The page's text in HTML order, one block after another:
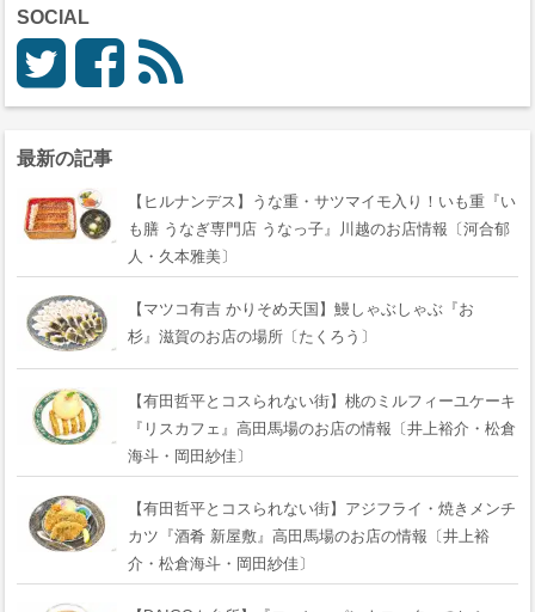
SOCIAL
最新の記事
【ヒルナンデス】うな重・サツマイモ入り！いも重『い
も膳 うなぎ専門店 うなっ子』川越のお店情報〔河合郁
人・久本雅美〕
【マツコ有吉 かりそめ天国】鰻しゃぶしゃぶ『おゝ
杉』滋賀のお店の場所〔たくろう〕
【有田哲平とコスられない街】桃のミルフィーユケーキ
『リスカフェ』高田馬場のお店の情報〔井上裕介・松倉
海斗・岡田紗佳〕
【有田哲平とコスられない街】アジフライ・焼きメンチ
カツ『酒肴 新屋敷』高田馬場のお店の情報〔井上裕
介・松倉海斗・岡田紗佳〕